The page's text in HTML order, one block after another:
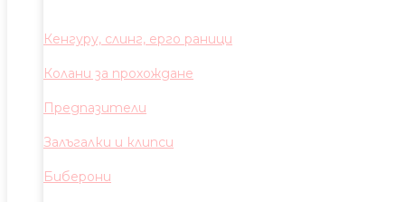
Кенгуру, слинг, ерго раници
Колани за прохождане
Предпазители
Залъгалки и клипси
Биберони